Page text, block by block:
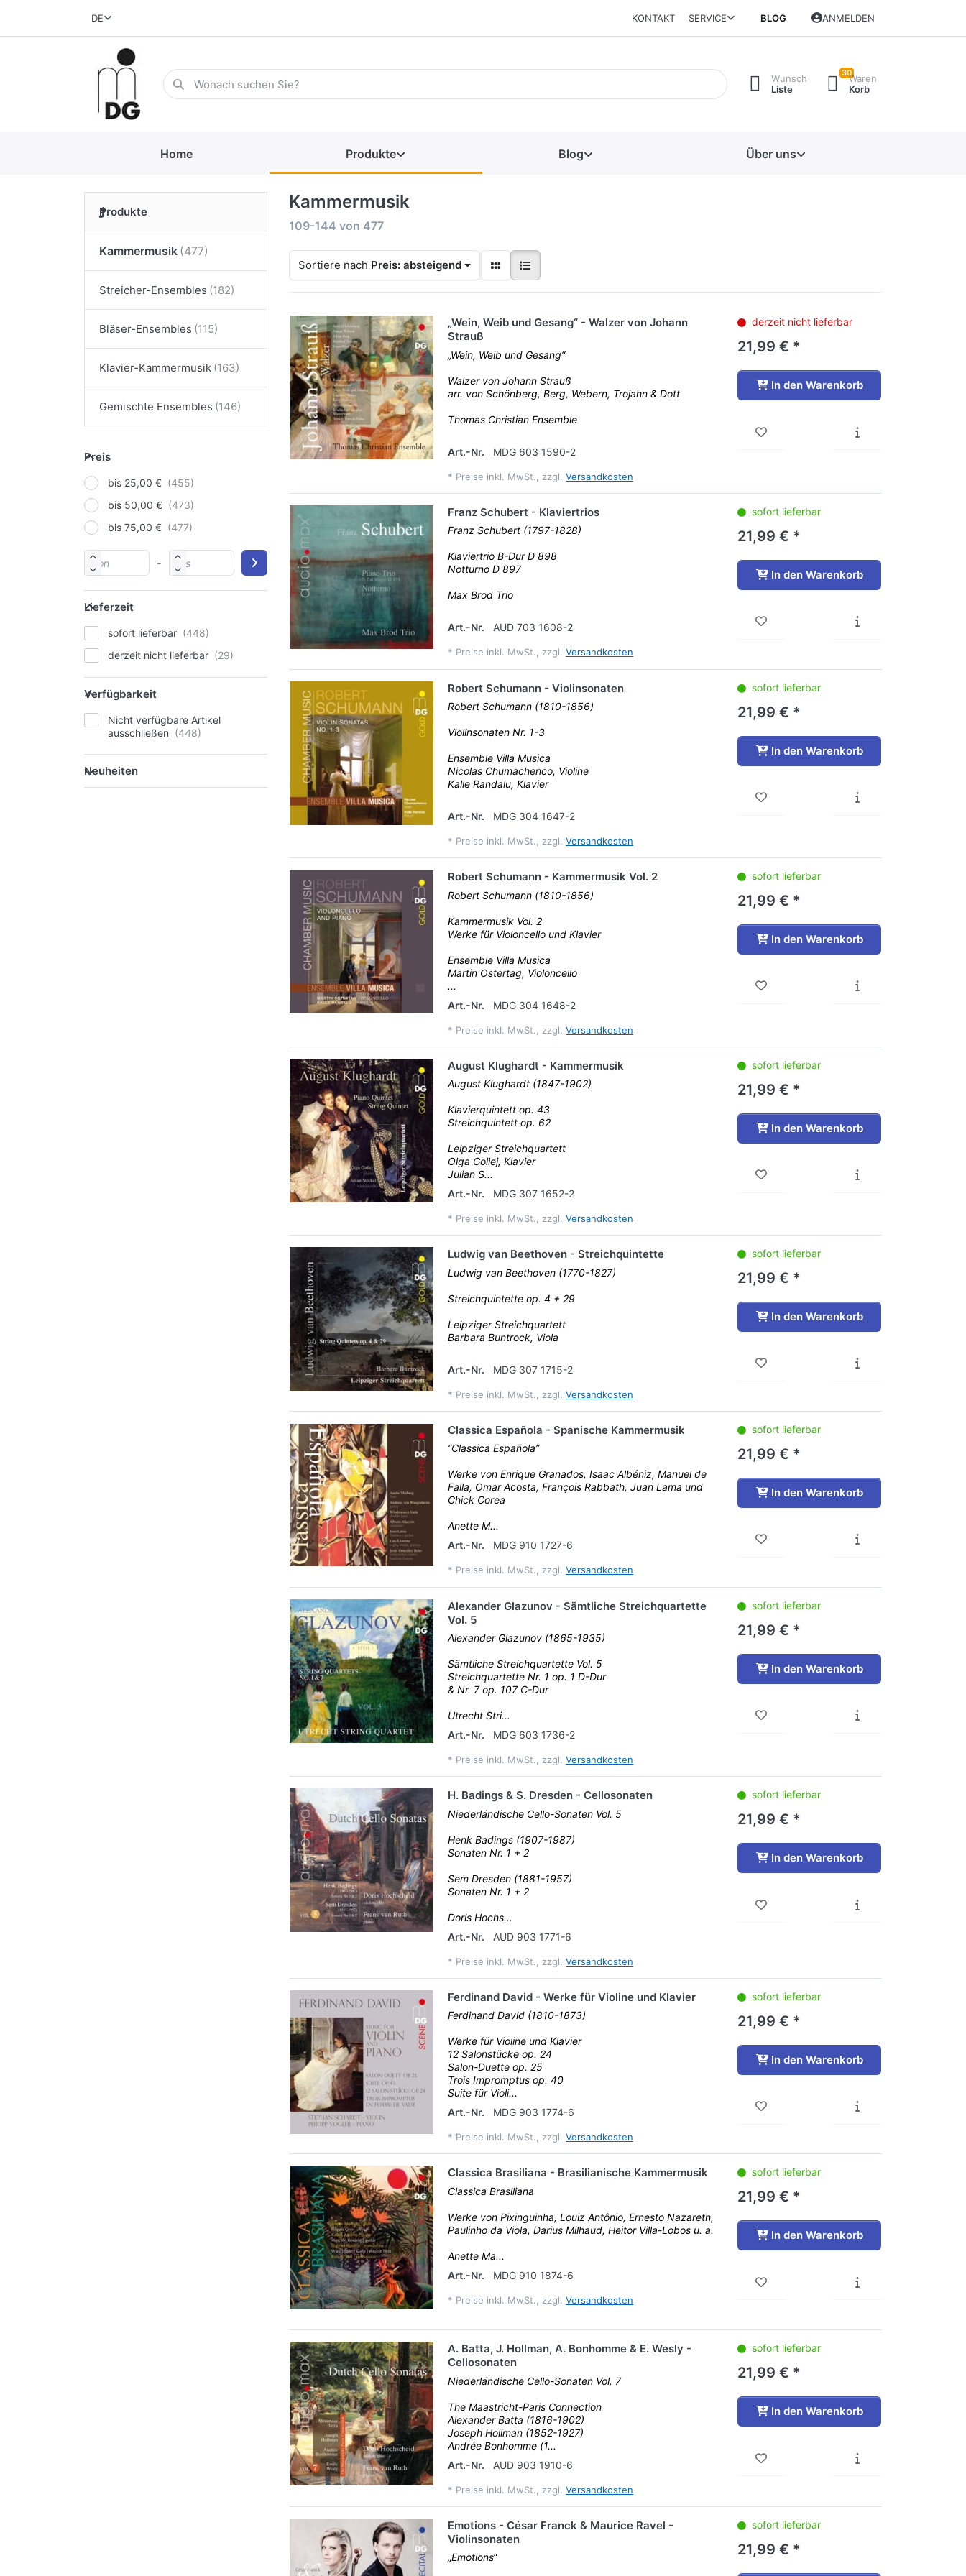
DE KONTAKT SERVICE BLOG ANMELDEN
Wunsch
Liste
30Waren
Korb
Home Produkte Blog Über uns
Produkte
Kammermusik
Streicher-Ensembles
Bläser-Ensembles
Klavier-Kammermusik
Gemischte Ensembles
Preis
bis 25,00 €
bis 50,00 €
bis 75,00 €
-
Lieferzeit
sofort lieferbar
derzeit nicht lieferbar
Verfügbarkeit
Nicht verfügbare Artikel
ausschließen
Neuheiten
Kammermusik
109-144 von 477
Sortiere nach Preis: absteigend
„Wein, Weib und Gesang“ - Walzer von Johann
Strauß
„Wein, Weib und Gesang“
Walzer von Johann Strauß
arr. von Schönberg, Berg, Webern, Trojahn & Dott
Thomas Christian Ensemble
Art.-Nr. MDG 603 1590-2
* Preise inkl. MwSt., zzgl. Versandkosten
derzeit nicht lieferbar
21,99 € *
In den Warenkorb
Franz Schubert - Klaviertrios
Franz Schubert (1797-1828)
Klaviertrio B-Dur D 898
Notturno D 897
Max Brod Trio
Art.-Nr. AUD 703 1608-2
* Preise inkl. MwSt., zzgl. Versandkosten
sofort lieferbar
21,99 € *
In den Warenkorb
Robert Schumann - Violinsonaten
Robert Schumann (1810-1856)
Violinsonaten Nr. 1-3
Ensemble Villa Musica
Nicolas Chumachenco, Violine
Kalle Randalu, Klavier
Art.-Nr. MDG 304 1647-2
* Preise inkl. MwSt., zzgl. Versandkosten
sofort lieferbar
21,99 € *
In den Warenkorb
Robert Schumann - Kammermusik Vol. 2
Robert Schumann (1810-1856)
Kammermusik Vol. 2
Werke für Violoncello und Klavier
Ensemble Villa Musica
Martin Ostertag, Violoncello
...
Art.-Nr.
MDG 304 1648-2
* Preise inkl. MwSt., zzgl. Versandkosten
sofort lieferbar
21,99 € *
In den Warenkorb
August Klughardt - Kammermusik
August Klughardt (1847-1902)
Klavierquintett op. 43
Streichquintett op. 62
Leipziger Streichquartett
Olga Gollej, Klavier
Julian S...
Art.-Nr.
MDG 307 1652-2
* Preise inkl. MwSt., zzgl. Versandkosten
sofort lieferbar
21,99 € *
In den Warenkorb
Ludwig van Beethoven - Streichquintette
Ludwig van Beethoven (1770-1827)
Streichquintette op. 4 + 29
Leipziger Streichquartett
Barbara Buntrock, Viola
Art.-Nr. MDG 307 1715-2
* Preise inkl. MwSt., zzgl. Versandkosten
sofort lieferbar
21,99 € *
In den Warenkorb
Classica Española - Spanische Kammermusik
“Classica Española”
Werke von Enrique Granados, Isaac Albéniz, Manuel de
Falla, Omar Acosta, François Rabbath, Juan Lama und
Chick Corea
Anette M...
Art.-Nr.
MDG 910 1727-6
* Preise inkl. MwSt., zzgl. Versandkosten
sofort lieferbar
21,99 € *
In den Warenkorb
Alexander Glazunov - Sämtliche Streichquartette
Vol. 5
Alexander Glazunov (1865-1935)
Sämtliche Streichquartette Vol. 5
Streichquartette Nr. 1 op. 1 D-Dur
& Nr. 7 op. 107 C-Dur
Utrecht Stri...
Art.-Nr.
MDG 603 1736-2
* Preise inkl. MwSt., zzgl. Versandkosten
sofort lieferbar
21,99 € *
In den Warenkorb
H. Badings & S. Dresden - Cellosonaten
Niederländische Cello-Sonaten Vol. 5
Henk Badings (1907-1987)
Sonaten Nr. 1 + 2
Sem Dresden (1881-1957)
Sonaten Nr. 1 + 2
Doris Hochs...
Art.-Nr.
AUD 903 1771-6
* Preise inkl. MwSt., zzgl. Versandkosten
sofort lieferbar
21,99 € *
In den Warenkorb
Ferdinand David - Werke für Violine und Klavier
Ferdinand David (1810-1873)
Werke für Violine und Klavier
12 Salonstücke op. 24
Salon-Duette op. 25
Trois Impromptus op. 40
Suite für Violi...
Art.-Nr.
MDG 903 1774-6
* Preise inkl. MwSt., zzgl. Versandkosten
sofort lieferbar
21,99 € *
In den Warenkorb
Classica Brasiliana - Brasilianische Kammermusik
Classica Brasiliana
Werke von Pixinguinha, Louiz Antônio, Ernesto Nazareth,
Paulinho da Viola, Darius Milhaud, Heitor Villa-Lobos u. a.
Anette Ma...
Art.-Nr.
MDG 910 1874-6
* Preise inkl. MwSt., zzgl. Versandkosten
sofort lieferbar
21,99 € *
In den Warenkorb
A. Batta, J. Hollman, A. Bonhomme & E. Wesly -
Cellosonaten
Niederländische Cello-Sonaten Vol. 7
The Maastricht-Paris Connection
Alexander Batta (1816-1902)
Joseph Hollman (1852-1927)
Andrée Bonhomme (1...
Art.-Nr.
AUD 903 1910-6
* Preise inkl. MwSt., zzgl. Versandkosten
sofort lieferbar
21,99 € *
In den Warenkorb
Emotions - César Franck & Maurice Ravel -
Violinsonaten
„Emotions“
sofort lieferbar
21,99 € *